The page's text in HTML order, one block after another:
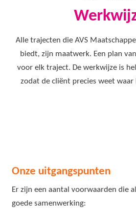
Alle trajecten die AVS
biedt, zijn maatwerk. Een plan
voor elk traject. De werkwijze is
zodat de cliënt precies weet
Onze uitgangspunten
Er zijn een aantal voorwaarden die
goede samenwerking: